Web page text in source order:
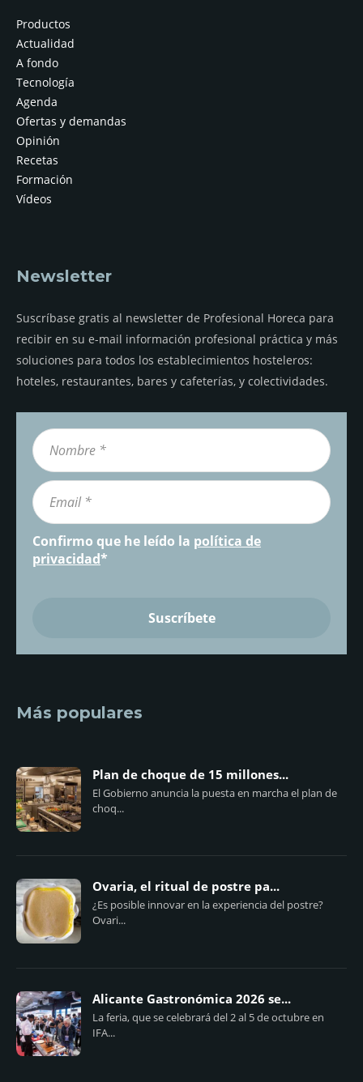
Productos
Actualidad
A fondo
Tecnología
Agenda
Ofertas y demandas
Opinión
Recetas
Formación
Vídeos
Newsletter
Suscríbase gratis al newsletter de Profesional Horeca para
recibir en su e-mail información profesional práctica y más
soluciones para todos los establecimientos hosteleros:
hoteles, restaurantes, bares y cafeterías, y colectividades.
Confirmo que he leído la política de
privacidad*
Más populares
Plan de choque de 15 millones...
El Gobierno anuncia la puesta en marcha el plan de
choq...
Ovaria, el ritual de postre pa...
¿Es posible innovar en la experiencia del postre?
Ovari...
Alicante Gastronómica 2026 se...
La feria, que se celebrará del 2 al 5 de octubre en
IFA...